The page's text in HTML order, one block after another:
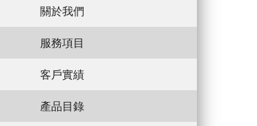
關於我們
服務項目
客戶實績
產品目錄